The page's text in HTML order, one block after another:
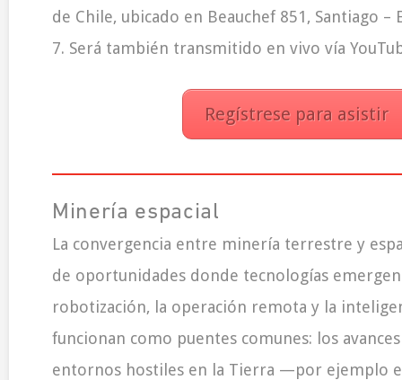
de Chile, ubicado en Beauchef 851, Santiago
7. Será también transmitido en vivo vía
Regístrese para asistir
Minería espacial
La convergencia entre minería terrestre y
de oportunidades donde tecnologías
robotización, la operación remota y la
funcionan como puentes comunes: los
entornos hostiles en la Tierra —por ejemplo